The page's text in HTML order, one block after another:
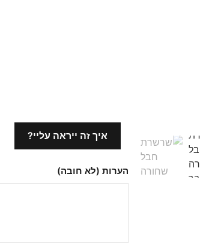
איך זה ייראה עליי?
הערות (לא חובה)